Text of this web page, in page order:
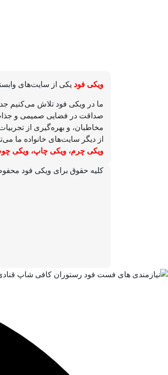
ویکی‌ فود یکی از سایت‌های
ما در ویکی‌ فود تلاش می‌کنیم
صداقت در فضایی صمیمی و جذاب
مخاطبان، و بهره‌گیری از
از دیگر سایت‌های خانواده ما
ویکی چرم، ویکی چاپ، ویکی
کلیه حقوق برای ویکی فود